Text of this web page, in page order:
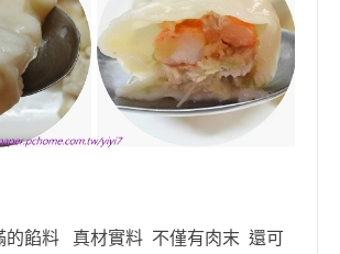
的餡料 真材實料 不僅有肉末 還可